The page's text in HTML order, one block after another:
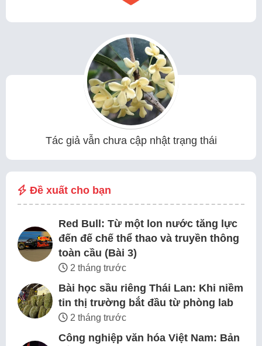
Tác giả vẫn chưa cập nhật trạng thái
Đề xuất cho bạn
Red Bull: Từ một lon nước tăng lực
đến đế chế thể thao và truyền thông
toàn cầu (Bài 3)
2 tháng trước
Bài học sầu riêng Thái Lan: Khi niềm
tin thị trường bắt đầu từ phòng lab
2 tháng trước
Công nghiệp văn hóa Việt Nam: Bản